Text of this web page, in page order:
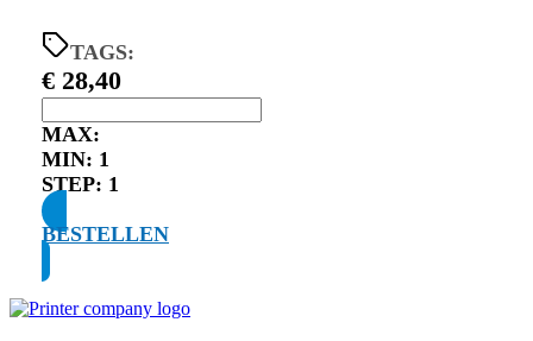
TAGS:
€ 28,40
MAX:
MIN: 1
STEP: 1
BESTELLEN